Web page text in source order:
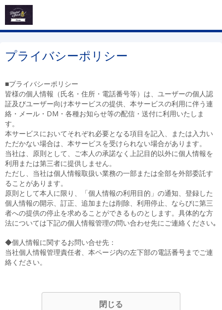
プライバシーポリシー
■プライバシーポリシー
皆様の個人情報（氏名・住所・電話番号等）は、ユーザーの個人認
証及びユーザー向け本サービスの提供、本サービスの利用に伴う連
絡・メール・DM・各種お知らせ等の配信・送付に利用いたしま
す。
本サービスにおいてそれぞれ必要となる項目を記入、または入力い
ただかない場合は、本サービスを受けられない場合があります。
当社は、原則として、ご本人の承諾なく上記目的以外に個人情報を
利用または第三者に提供しません。
ただし、当社は個人情報取扱い業務の一部または全部を外部委託す
ることがあります。
原則として本人に限り、「個人情報の利用目的」の通知、登録した
個人情報の開示、訂正、追加または削除、利用停止、ならびに第三
者への提供の停止を求めることができるものとします。具体的な方
法については下記の個人情報管理の問い合わせ先にご連絡ください｡
◆個人情報に関するお問い合せ先：
当社個人情報管理責任者、本ページ内の左下部の電話番号までご連
絡ください。
閉じる